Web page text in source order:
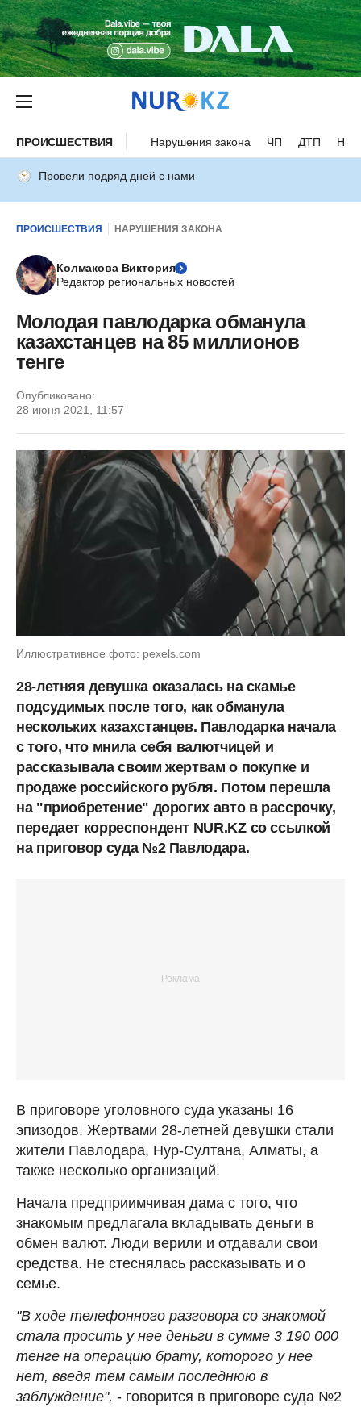
ПРОИСШЕСТВИЯ Нарушения закона ЧП ДТП
Провели подряд дней с нами
ПРОИСШЕСТВИЯ НАРУШЕНИЯ ЗАКОНА
Колмакова Виктория
Редактор региональных новостей
Молодая павлодарка обманула
казахстанцев на 85 миллионов
тенге
Опубликовано:
28 июня 2021, 11:57
Иллюстративное фото: pexels.com
28-летняя девушка оказалась на скамье
подсудимых после того, как обманула
нескольких казахстанцев. Павлодарка начала
с того, что мнила себя валютчицей и
рассказывала своим жертвам о покупке и
продаже российского рубля. Потом перешла
на "приобретение" дорогих авто в рассрочку,
передает корреспондент NUR.KZ со ссылкой
на приговор суда №2 Павлодара.
В приговоре уголовного суда указаны 16
эпизодов. Жертвами 28-летней девушки стали
жители Павлодара, Нур-Султана, Алматы, а
также несколько организаций.
Начала предприимчивая дама с того, что
знакомым предлагала вкладывать деньги в
обмен валют. Люди верили и отдавали свои
средства. Не стеснялась рассказывать и о
семье.
"В ходе телефонного разговора со знакомой
стала просить у нее деньги в сумме 3 190 000
тенге на операцию брату, которого у нее
нет, введя тем самым последнюю в
заблуждение", - говорится в приговоре суда №2